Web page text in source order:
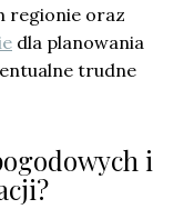
regionie oraz
dla planowania
trudne
i